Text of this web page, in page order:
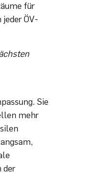
für
ÖV-
Sie
mehr
der